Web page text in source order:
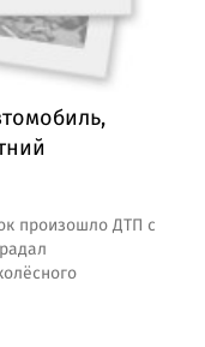
произошло ДТП с